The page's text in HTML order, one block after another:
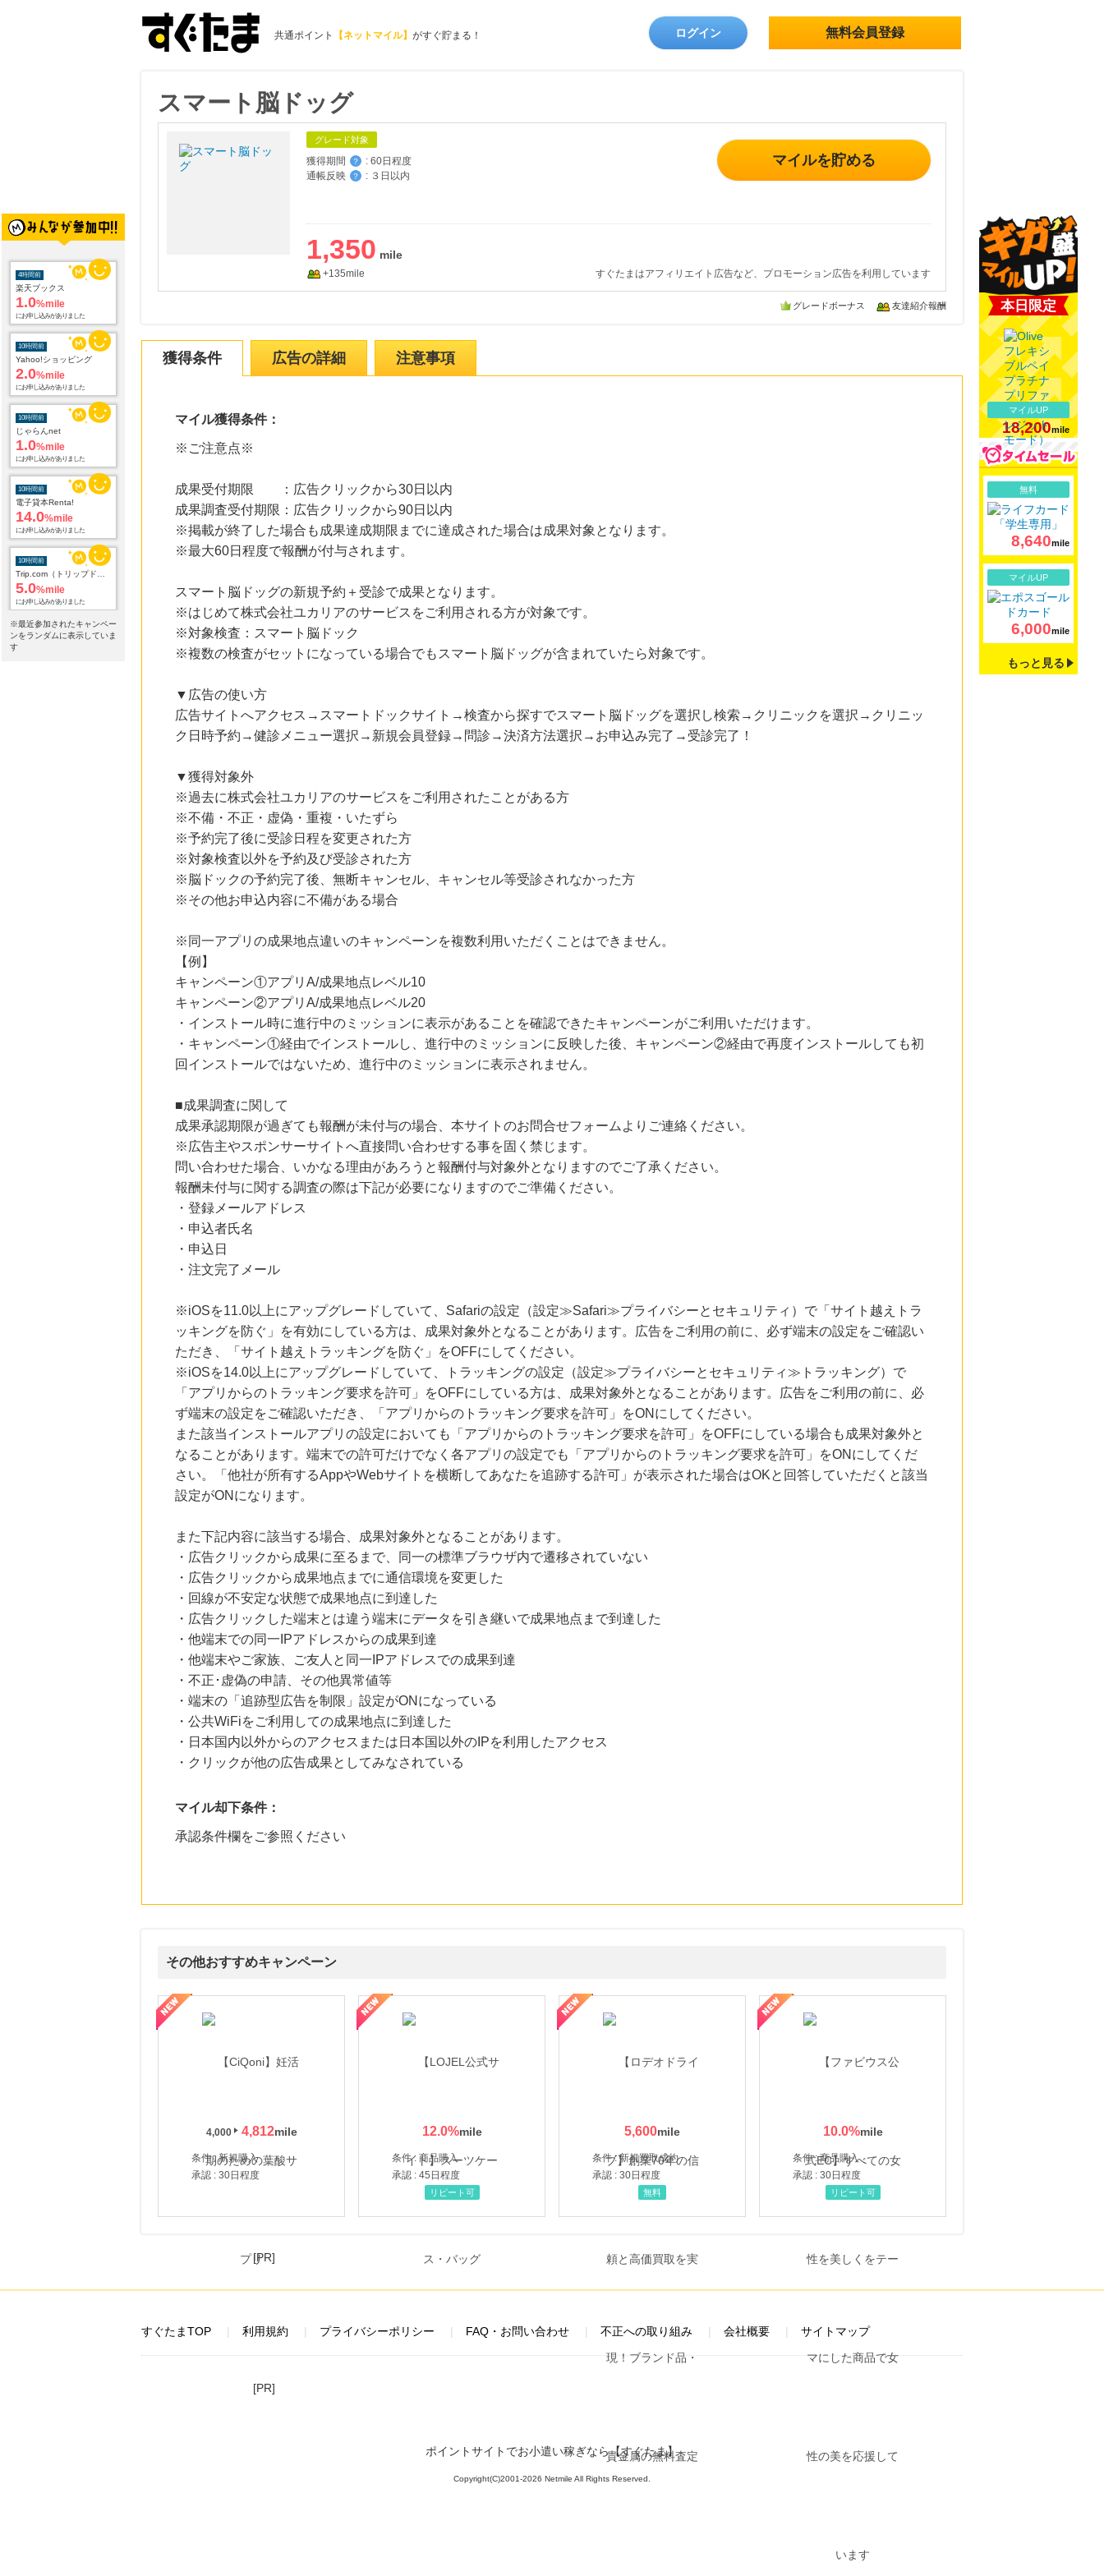
共通ポイント 【ネットマイル】 がすぐ貯まる！ ログイン 無料会員登録
4時間前
楽天ブックス
1.0%mile
にお申し込みがありました
10時間前
Yahoo!ショッピング
2.0%mile
にお申し込みがありました
10時間前
じゃらんnet
1.0%mile
にお申し込みがありました
10時間前
電子貸本Renta!
14.0%mile
にお申し込みがありました
10時間前
5.0%mile
にお申し込みがありました
10時間前
※最近参加されたキャンペー
ンをランダムに表示していま
す
スマート脳ドッグ
グレード対象
獲得期間 ？ : 60日程度
通帳反映
？ : ３日以内
マイルを貯める
1,350
+135mile すぐたまはアフィリエイト広告など、プロモーション広告を利用しています
グレードボーナス 友達紹介報酬
獲得条件 広告の詳細 注意事項
マイル獲得条件：
※ご注意点※
成果受付期限 ：広告クリックから30日以内
成果調査受付期限：広告クリックから90日以内
※掲載が終了した場合も成果達成期限までに達成された場合は成果対象となります。
※最大60日程度で報酬が付与されます。
スマート脳ドッグの新規予約＋受診で成果となります。
※はじめて株式会社ユカリアのサービスをご利用される方が対象です。
※対象検査：スマート脳ドック
※複数の検査がセットになっている場合でもスマート脳ドッグが含まれていたら対象です。
▼広告の使い方
広告サイトへアクセス→スマートドックサイト→検査から探すでスマート脳ドッグを選択し検索→クリニックを選択→クリニッ
ク日時予約→健診メニュー選択→新規会員登録→問診→決済方法選択→お申込み完了→受診完了！
▼獲得対象外
※過去に株式会社ユカリアのサービスをご利用されたことがある方
※不備・不正・虚偽・重複・いたずら
※予約完了後に受診日程を変更された方
※対象検査以外を予約及び受診された方
※脳ドックの予約完了後、無断キャンセル、キャンセル等受診されなかった方
※その他お申込内容に不備がある場合
※同一アプリの成果地点違いのキャンペーンを複数利用いただくことはできません。
【例】
キャンペーン①アプリA/成果地点レベル10
キャンペーン②アプリA/成果地点レベル20
・インストール時に進行中のミッションに表示があることを確認できたキャンペーンがご利用いただけます。
・キャンペーン①経由でインストールし、進行中のミッションに反映した後、キャンペーン②経由で再度インストールしても初
回インストールではないため、進行中のミッションに表示されません。
■成果調査に関して
成果承認期限が過ぎても報酬が未付与の場合、本サイトのお問合せフォームよりご連絡ください。
※広告主やスポンサーサイトへ直接問い合わせする事を固く禁じます。
問い合わせた場合、いかなる理由があろうと報酬付与対象外となりますのでご了承ください。
報酬未付与に関する調査の際は下記が必要になりますのでご準備ください。
・登録メールアドレス
・申込者氏名
・申込日
・注文完了メール
※iOSを11.0以上にアップグレードしていて、Safariの設定（設定≫Safari≫プライバシーとセキュリティ）で「サイト越えトラ
ッキングを防ぐ」を有効にしている方は、成果対象外となることがあります。広告をご利用の前に、必ず端末の設定をご確認い
ただき、「サイト越えトラッキングを防ぐ」をOFFにしてください。
※iOSを14.0以上にアップグレードしていて、トラッキングの設定（設定≫プライバシーとセキュリティ≫トラッキング）で
「アプリからのトラッキング要求を許可」をOFFにしている方は、成果対象外となることがあります。広告をご利用の前に、必
ず端末の設定をご確認いただき、「アプリからのトラッキング要求を許可」をONにしてください。
また該当インストールアプリの設定においても「アプリからのトラッキング要求を許可」をOFFにしている場合も成果対象外と
なることがあります。端末での許可だけでなく各アプリの設定でも「アプリからのトラッキング要求を許可」をONにしてくだ
さい。「他社が所有するAppやWebサイトを横断してあなたを追跡する許可」が表示された場合はOKと回答していただくと該当
設定がONになります。
また下記内容に該当する場合、成果対象外となることがあります。
・広告クリックから成果に至るまで、同一の標準ブラウザ内で遷移されていない
・広告クリックから成果地点までに通信環境を変更した
・回線が不安定な状態で成果地点に到達した
・広告クリックした端末とは違う端末にデータを引き継いで成果地点まで到達した
・他端末での同一IPアドレスからの成果到達
・他端末やご家族、ご友人と同一IPアドレスでの成果到達
・不正･虚偽の申請、その他異常値等
・端末の「追跡型広告を制限」設定がONになっている
・公共WiFiをご利用しての成果地点に到達した
・日本国内以外からのアクセスまたは日本国以外のIPを利用したアクセス
・クリックが他の広告成果としてみなされている
マイル却下条件：
承認条件欄をご参照ください
その他おすすめキャンペーン
4,000 4,812
条件 : 新規購入
承認 : 30日程度
12.0%
条件 : 商品購入
承認 : 45日程度
リピート可
5,600
条件 : 新規買取成約
承認 : 30日程度
【ロデオドライブ】創業70年の信頼と高価買取を実現！ブランド品・貴金属の無料査定
無料
10.0%
条件 : 商品購入
承認 : 30日程度
【ファビウス公式EC】すべての女性を美しくをテーマにした商品で女性の美を応援しています
リピート可
本日限定
マイルUP
18,200mile
無料
8,640mile
マイルUP
6,000mile
もっと見る
[PR]
すぐたまTOP 利用規約 プライバシーポリシー FAQ・お問い合わせ 不正への取り組み 会社概要 サイトマップ
[PR]
ポイントサイトでお小遣い稼ぎなら【すぐたま】
Copyright(C)2001-2026 Netmile All Rights Reserved.